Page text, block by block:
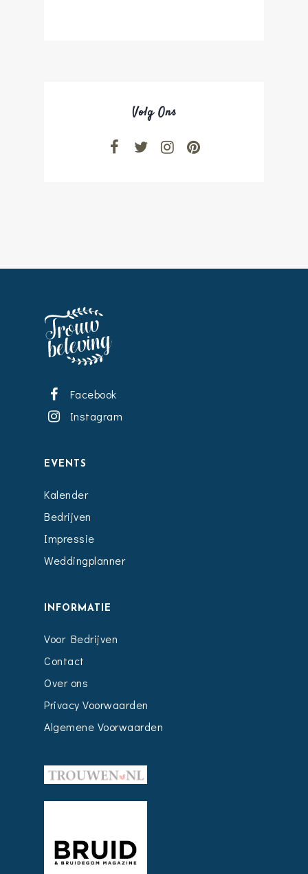
Volg Ons
Facebook
Instagram
EVENTS
Kalender
Bedrijven
Impressie
Weddingplanner
INFORMATIE
Voor Bedrijven
Contact
Over ons
Privacy Voorwaarden
Algemene Voorwaarden